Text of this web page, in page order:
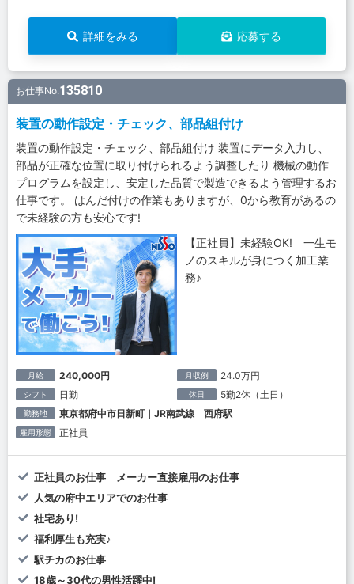
詳細をみる 応募する
お仕事No.135810
装置の動作設定・チェック、部品組付け
装置の動作設定・チェック、部品組付け 装置にデータ入力し、
部品が正確な位置に取り付けられるよう調整したり 機械の動作
プログラムを設定し、安定した品質で製造できるよう管理するお
仕事です。 はんだ付けの作業もありますが、0から教育があるの
で未経験の方も安心です!
【正社員】未経験OK! 一生モ
ノのスキルが身につく加工業
務♪
月給 240,000円 月収例 24.0万円
シフト 日勤 休日 5勤2休（土日）
勤務地 東京都府中市日新町｜JR南武線 西府駅
雇用形態 正社員
正社員のお仕事 メーカー直接雇用のお仕事
人気の府中エリアでのお仕事
社宅あり!
福利厚生も充実♪
駅チカのお仕事
18歳～30代の男性活躍中!